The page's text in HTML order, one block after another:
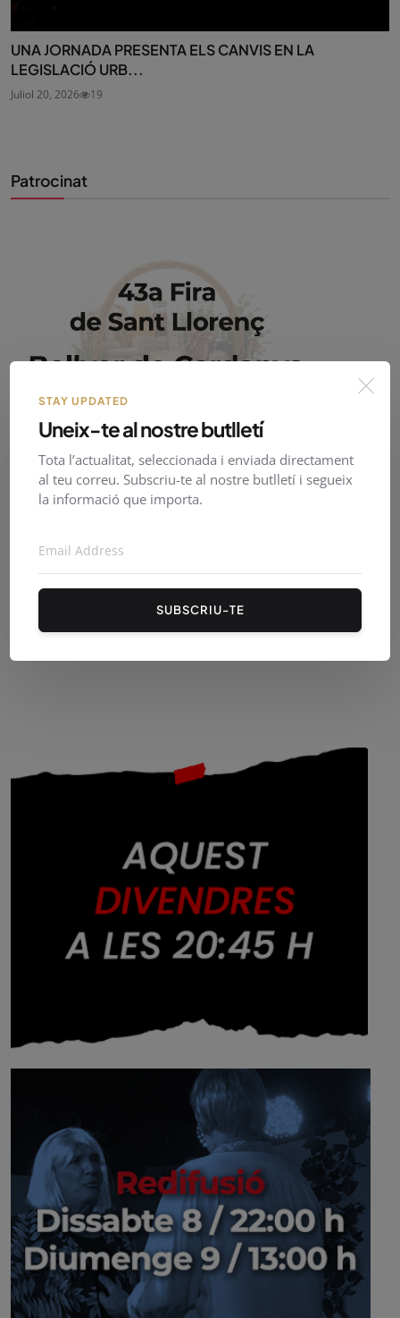
UNA JORNADA PRESENTA ELS CANVIS EN LA
LEGISLACIÓ URB...
Juliol 20, 2026 19
Patrocinat
PirineusTV en directe
STAY UPDATED
Uneix-te al nostre butlletí
Tota l’actualitat, seleccionada i enviada directament
al teu correu. Subscriu-te al nostre butlletí i segueix
la informació que importa.
SUBSCRIU-TE